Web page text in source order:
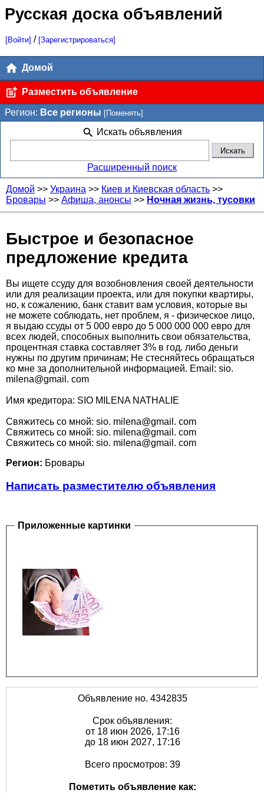
Русская доска объявлений
[Войти] / [Зарегистрироваться]
Домой
Разместить объявление
Регион: Все регионы [Поменять]
Искать объявления
Расширенный поиск
Домой >> Украина >> Киев и Киевская область >>
Бровары >> Афиша, анонсы >> Ночная жизнь, тусовки
Быстрое и безопасное
предложение кредита
Вы ищете ссуду для возобновления своей деятельности
или для реализации проекта, или для покупки квартиры,
но, к сожалению, банк ставит вам условия, которые вы
не можете соблюдать, нет проблем, я - физическое лицо,
я выдаю ссуды от 5 000 евро до 5 000 000 000 евро для
всех людей, способных выполнить свои обязательства,
процентная ставка составляет 3% в год. либо деньги
нужны по другим причинам; Не стесняйтесь обращаться
ко мне за дополнительной информацией. Email: sio.
milena@gmail. com
Имя кредитора: SIO MILENA NATHALIE
Cвяжитесь со мной: sio. milena@gmail. com
Cвяжитесь со мной: sio. milena@gmail. com
Cвяжитесь со мной: sio. milena@gmail. com
Регион: Бровары
Написать разместителю объявления
Приложенные картинки
Объявление но. 4342835
Срок объявления:
от 18 июн 2026, 17:16
до 18 июн 2027, 17:16
Всего просмотров: 39
Пометить объявление как: